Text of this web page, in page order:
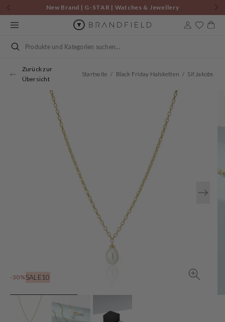
Zum
Inhalt
springen
New Brand | G-STAR | Watches & Jewellery
Suchen
Zurück zur
Übersicht
Startseite Black Friday Halsketten
-30%SALE10
Medien
der
Galerieansicht